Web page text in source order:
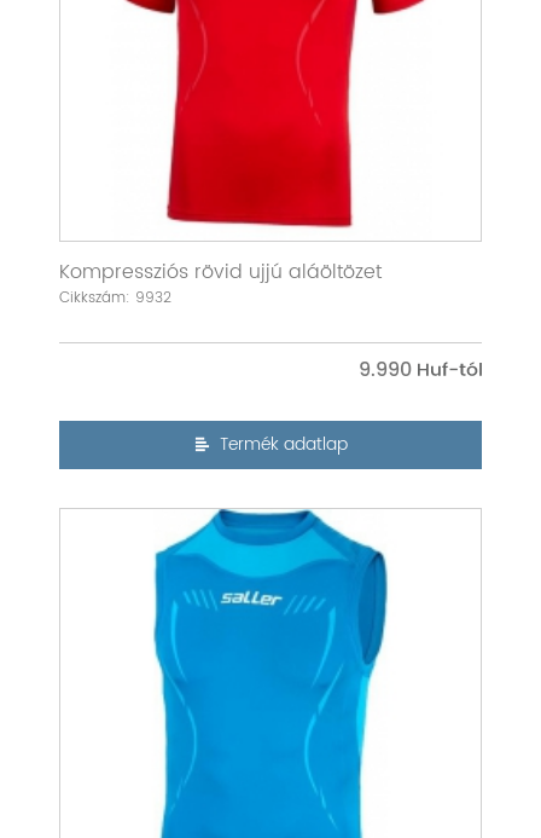
Kompressziós rövid ujjú aláöltözet
Cikkszám: 9932
9.990
Termék adatlap